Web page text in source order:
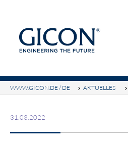
Suchbegriffe
WWW.GICON.DE / DE
AKTUELLES
31.03.2022